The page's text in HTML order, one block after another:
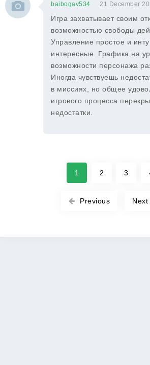
baibogav534 21 December
Игра захватывает своим
возможностью свободы
Управление простое и
интересные. Графика на
возможности персонажа
Иногда чувствуешь
в миссиях, но общее
игрового процесса
недостатки.
Previous
1 2 3
Next